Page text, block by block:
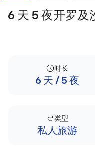
6 天 5 夜开罗及
时长
6 天 / 5 夜
类型
私人旅游